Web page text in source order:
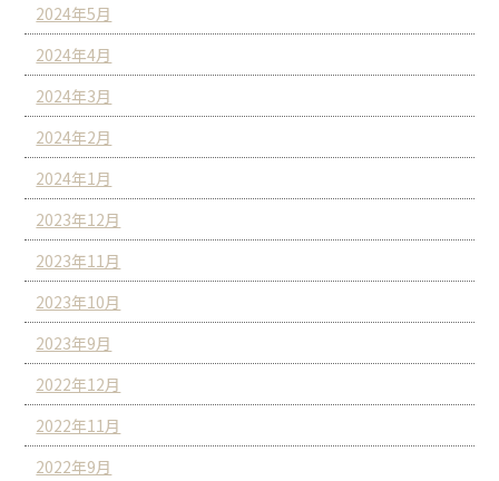
2024年5月
2024年4月
2024年3月
2024年2月
2024年1月
2023年12月
2023年11月
2023年10月
2023年9月
2022年12月
2022年11月
2022年9月